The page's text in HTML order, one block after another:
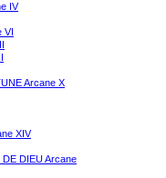
IV
VI
Arcane X
XIV
DIEU Arcane